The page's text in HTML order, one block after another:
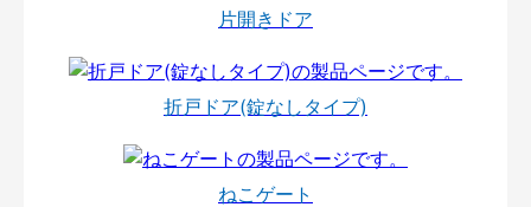
片開きドア
折戸ドア(錠なしタイプ)
ねこゲート